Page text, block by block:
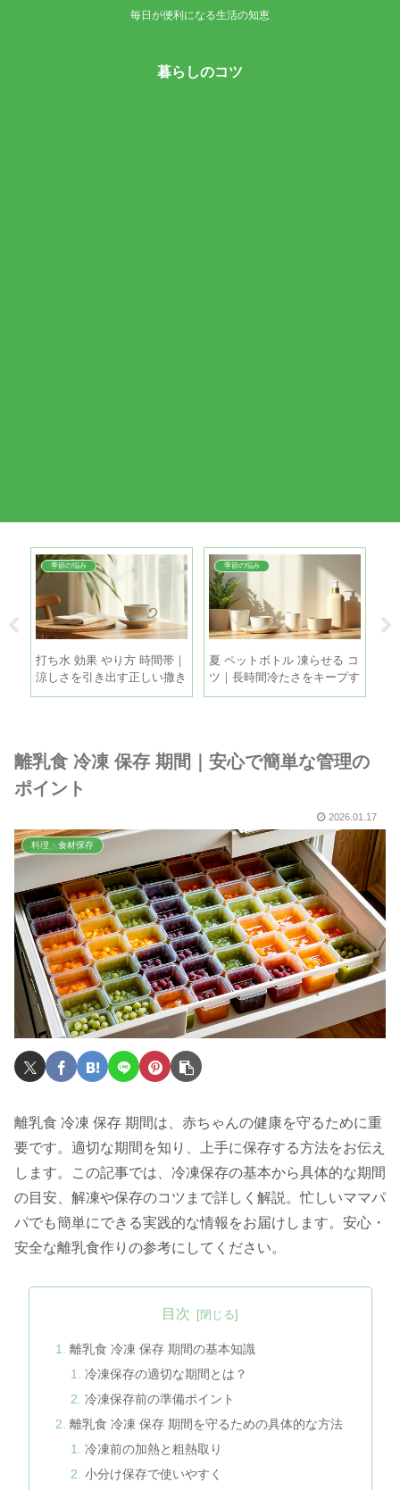
毎日が便利になる生活の知恵
暮らしのコツ
季節の悩み
打ち水 効果 やり方 時間帯｜
涼しさを引き出す正しい撒き
方と注意点
季節の悩み
夏 ペットボトル 凍らせる コ
ツ｜長時間冷たさをキープす
る5つの方法
離乳食 冷凍 保存 期間｜安心で簡単な管理の
ポイント
2026.01.17
料理・食材保存
離乳食 冷凍 保存 期間は、赤ちゃんの健康を守るために重
要です。適切な期間を知り、上手に保存する方法をお伝え
します。この記事では、冷凍保存の基本から具体的な期間
の目安、解凍や保存のコツまで詳しく解説。忙しいママパ
パでも簡単にできる実践的な情報をお届けします。安心・
安全な離乳食作りの参考にしてください。
目次
離乳食 冷凍 保存 期間の基本知識
冷凍保存の適切な期間とは？
冷凍保存前の準備ポイント
離乳食 冷凍 保存 期間を守るための具体的な方法
冷凍前の加熱と粗熱取り
小分け保存で使いやすく